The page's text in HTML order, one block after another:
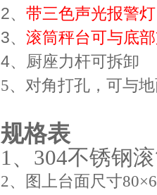
2、 带三色声光报警灯
3、 滚筒秤台可与底
4、 厨座力杆可拆卸
5、对角打孔，可与
规格表
1、304不锈钢
2、图上台面尺寸